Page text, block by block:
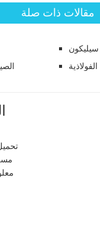
مقالات ذات صلة